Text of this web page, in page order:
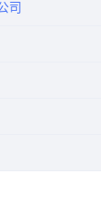
司